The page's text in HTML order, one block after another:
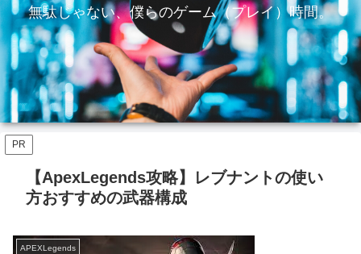
無駄じゃない、僕らのゲーム（プレイ）時間。
PR
【ApexLegends攻略】レブナントの使い
方おすすめの武器構成
APEXLegends